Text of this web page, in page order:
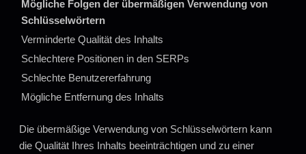
Mögliche Folgen der übermäßigen Verwendung von
Schlüsselwörtern
Verminderte Qualität des Inhalts
Schlechtere Positionen in den SERPs
Schlechte Benutzererfahrung
Mögliche Entfernung des Inhalts
Die übermäßige Verwendung von Schlüsselwörtern kann
die Qualität Ihres Inhalts beeinträchtigen und zu einer